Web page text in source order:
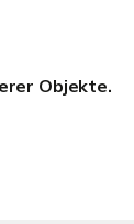
Objekte.